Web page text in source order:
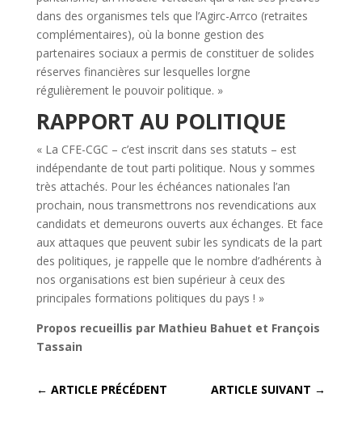
dans des organismes tels que l’Agirc-Arrco (retraites
complémentaires), où la bonne gestion des
partenaires sociaux a permis de constituer de solides
réserves financières sur lesquelles lorgne
régulièrement le pouvoir politique. »
RAPPORT AU POLITIQUE
« La CFE-CGC – c’est inscrit dans ses statuts – est
indépendante de tout parti politique. Nous y sommes
très attachés. Pour les échéances nationales l’an
prochain, nous transmettrons nos revendications aux
candidats et demeurons ouverts aux échanges. Et face
aux attaques que peuvent subir les syndicats de la part
des politiques, je rappelle que le nombre d’adhérents à
nos organisations est bien supérieur à ceux des
principales formations politiques du pays ! »
Propos recueillis par Mathieu Bahuet et François
Tassain
← ARTICLE PRÉCÉDENT ARTICLE SUIVANT →